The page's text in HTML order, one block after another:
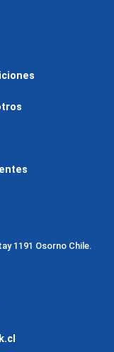
1191 Osorno Chile.